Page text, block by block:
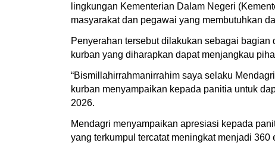
lingkungan Kementerian Dalam Negeri
masyarakat dan pegawai yang membutuhkan
Penyerahan tersebut dilakukan sebagai
kurban yang diharapkan dapat menjangkau
“Bismillahirrahmanirrahim saya selaku
kurban menyampaikan kepada panitia untuk
2026.
Mendagri menyampaikan apresiasi kepada
yang terkumpul tercatat meningkat menjadi